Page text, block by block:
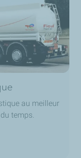
au meilleur
temps.